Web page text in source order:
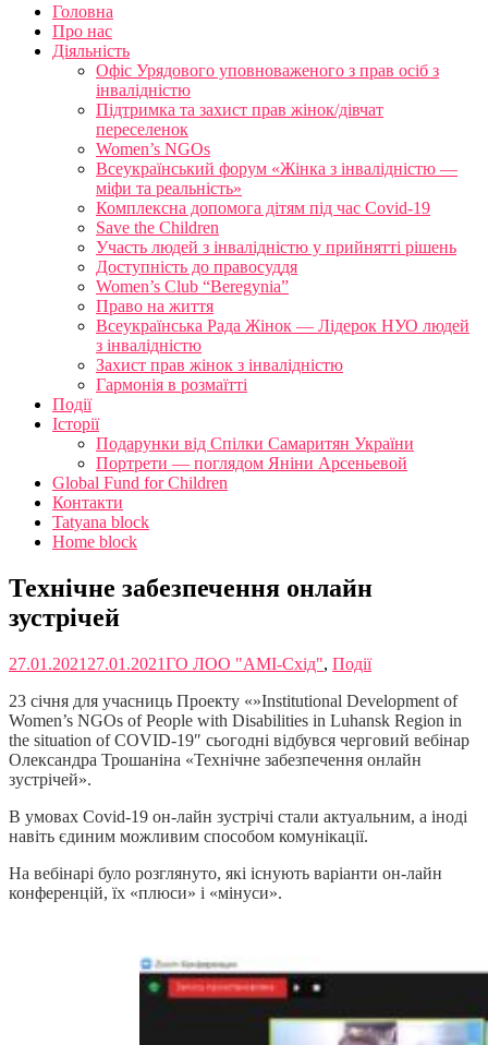
Головна
Про нас
Діяльність
Офіс Урядового уповноваженого з прав осіб з
інвалідністю
Підтримка та захист прав жінок/дівчат
переселенок
Women’s NGOs
Всеукраїнський форум «Жінка з інвалідністю —
міфи та реальність»
Комплексна допомога дітям під час Covid-19
Save the Children
Участь людей з інвалідністю у прийнятті рішень
Доступність до правосуддя
Women’s Club “Beregynia”
Право на життя
Всеукраїнська Рада Жінок — Лідерок НУО людей
з інвалідністю
Захист прав жінок з інвалідністю
Гармонія в розмаїтті
Події
Історії
Подарунки від Спілки Самаритян України
Портрети — поглядом Яніни Арсеньевой
Global Fund for Children
Контакти
Tatyana block
Home block
Технічне забезпечення онлайн
зустрічей
27.01.2021 27.01.2021ГО ЛОО "АМІ-Схід", Події
23 січня для учасниць Проекту «»Institutional Development of
Women’s NGOs of People with Disabilities in Luhansk Region in
the situation of COVID-19″ сьогодні відбувся черговий вебінар
Олександра Трошаніна «Технічне забезпечення онлайн
зустрічей».
В умовах Covid-19 он-лайн зустрічі стали актуальним, а іноді
навіть єдиним можливим способом комунікації.
На вебінарі було розглянуто, які існують варіанти он-лайн
конференцій, їх «плюси» і «мінуси».